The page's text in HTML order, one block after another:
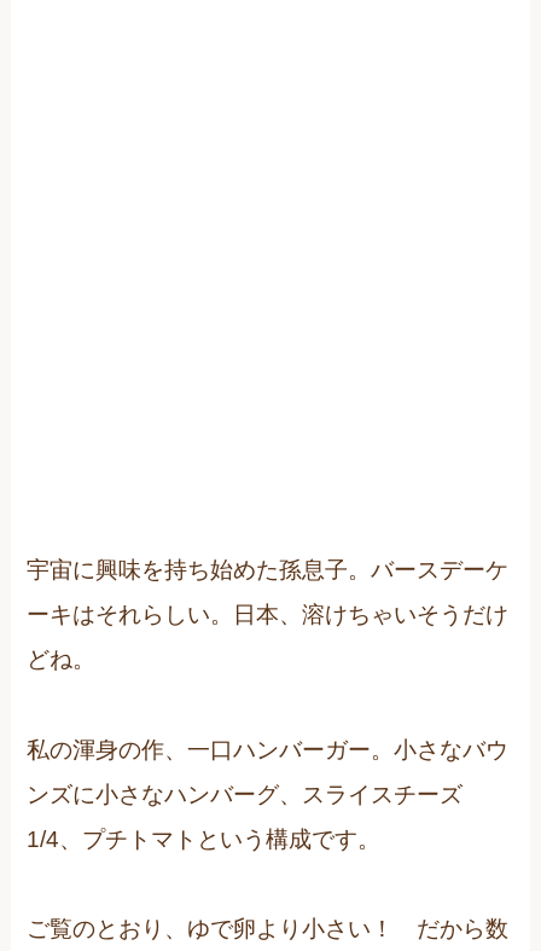
宇宙に興味を持ち始めた孫息子。バースデーケ
ーキはそれらしい。日本、溶けちゃいそうだけ
どね。
私の渾身の作、一口ハンバーガー。小さなバウ
ンズに小さなハンバーグ、スライスチーズ
1/4、プチトマトという構成です。
ご覧のとおり、ゆで卵より小さい！ だから数